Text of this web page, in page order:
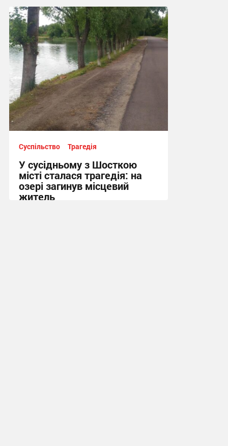
10:41 вчора
Суспільство Трагедія
У сусідньому з Шосткою
місті сталася трагедія: на
озері загинув місцевий
житель